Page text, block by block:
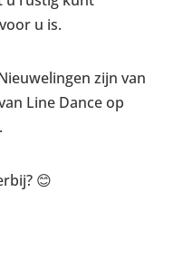
u is.
zijn van
Line Dance op
.
😊